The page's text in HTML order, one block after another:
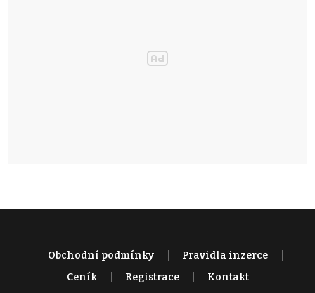
Obchodní podmínky
Pravidla inzerce
Ceník
Registrace Kontakt